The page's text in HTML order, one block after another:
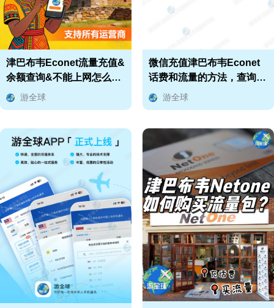
津巴布韦Econet流量充值&
余额查询&不能上网怎么解
决？游全球
微信充值津巴布韦Econet
话费和流量的方法，查询余
额攻略-游全球
游全球